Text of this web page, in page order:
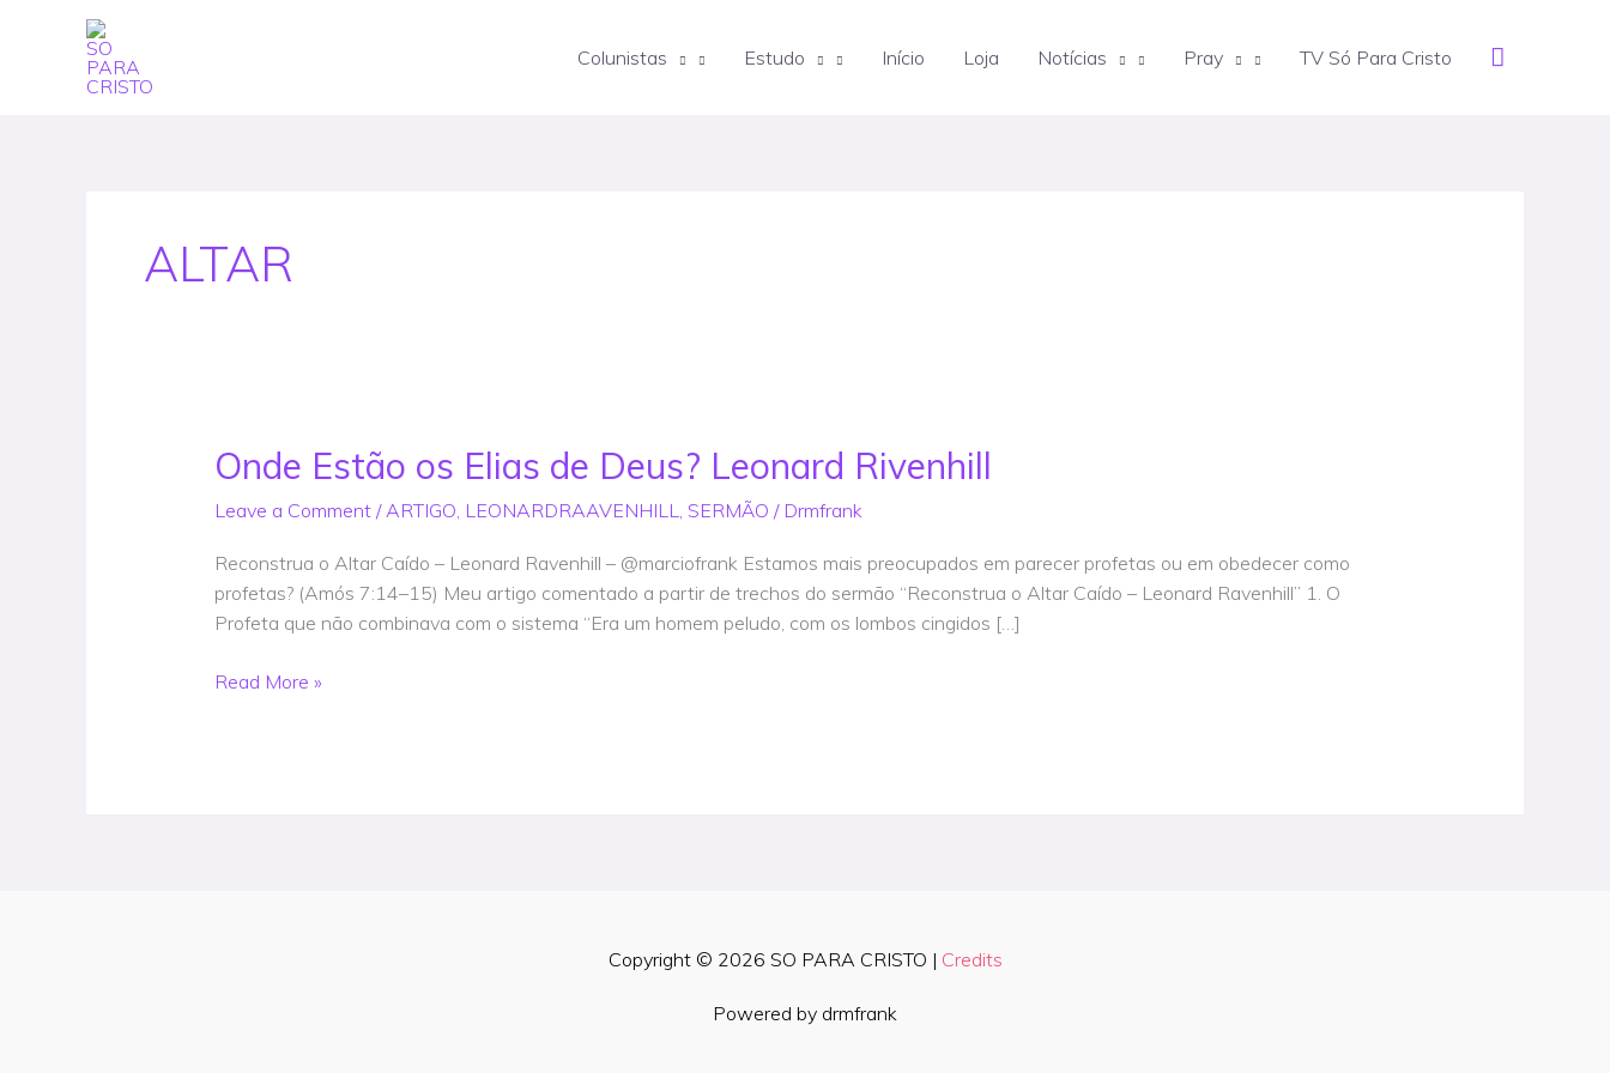
Colunistas Estudo Início Loja Notícias Pray TV Só Para Cristo Search
ALTAR
Onde Estão os Elias de Deus? Leonard Rivenhill
Leave a Comment /ARTIGO, LEONARDRAAVENHILL, SERMÃO / Drmfrank
Reconstrua o Altar Caído – Leonard Ravenhill – @marciofrank Estamos mais preocupados em parecer profetas ou em obedecer como
profetas? (Amós 7:14–15) Meu artigo comentado a partir de trechos do sermão “Reconstrua o Altar Caído – Leonard Ravenhill” 1. O
Profeta que não combinava com o sistema “Era um homem peludo, com os lombos cingidos […]
Onde
Estão
os
de
Deus?
Leonard
Read More »
Copyright © 2026 SO PARA CRISTO | Credits
Powered by drmfrank